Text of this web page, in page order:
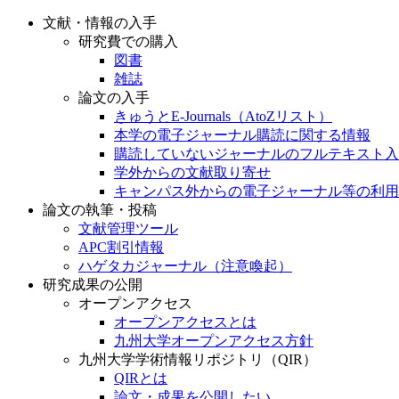
文献・情報の入手
研究費での購入
図書
雑誌
論文の入手
きゅうとE-Journals（AtoZリスト）
本学の電子ジャーナル購読に関する情報
購読していないジャーナルのフルテキスト
学外からの文献取り寄せ
キャンパス外からの電子ジャーナル等の利用
論文の執筆・投稿
文献管理ツール
APC割引情報
ハゲタカジャーナル（注意喚起）
研究成果の公開
オープンアクセス
オープンアクセスとは
九州大学オープンアクセス方針
九州大学学術情報リポジトリ（QIR）
QIRとは